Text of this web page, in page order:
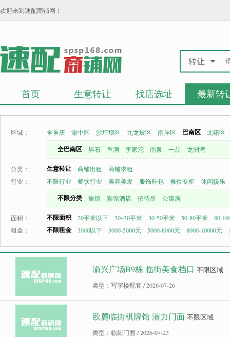
欢迎来到速配商铺网！
转让
首页 生意转让 找店选址 最新转
区域： 全重庆 渝中区 沙坪坝区 九龙坡区 南岸区 巴南区 北碚区
全巴南区 界石 鱼洞 李家沱 南泉 一品 龙洲湾
分类： 生意转让 商铺出租
商铺求租
行业：
不限行业 餐饮行业 美容美发 服饰鞋包 摊位专柜 休闲娱乐
不限分类 旅馆 宾馆酒店 招待所 公寓房
面积： 不限面积 20平米以下 20~30平米 30-50平米 50-80平米
80-
租金：
不限租金 3000以下 3000-5000元 5000-8000元 8000-10000元
渝兴广场B9栋 临街美食档口 不限区域
类型：写字楼配套 / 2026-07-26
欧麓临街棋牌馆 潜力门面 不限区域
类型：临街门面 / 2026-07-23